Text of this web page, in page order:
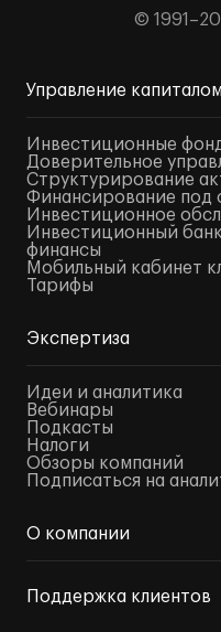
©
Управление капиталом
Инвестиционные
Доверительное
Структурирование
Финансирование под
Инвестиционное
Инвестиционный
финансы
Мобильный кабинет
Тарифы
Экспертиза
Идеи и аналитика
Вебинары
Подкасты
Налоги
Обзоры компаний
Подписаться на
О компании
Поддержка клиентов